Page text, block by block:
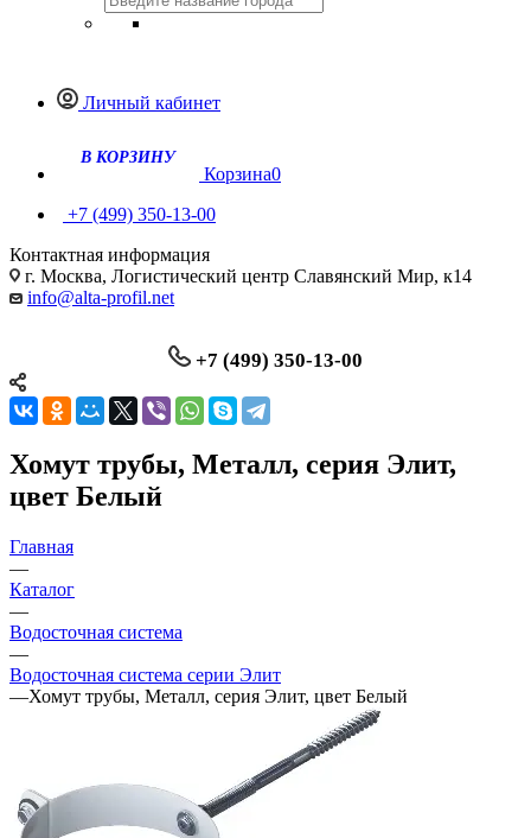
Личный кабинет
Корзина0
+7 (499) 350-13-00
Контактная информация
г. Москва, Логистический центр Славянский Мир, к14
info@alta-profil.net
+7 (499) 350-13-00
Хомут трубы, Металл, серия Элит,
цвет Белый
Главная
—
Каталог
—
Водосточная система
—
Водосточная система серии Элит
—Хомут трубы, Металл, серия Элит, цвет Белый